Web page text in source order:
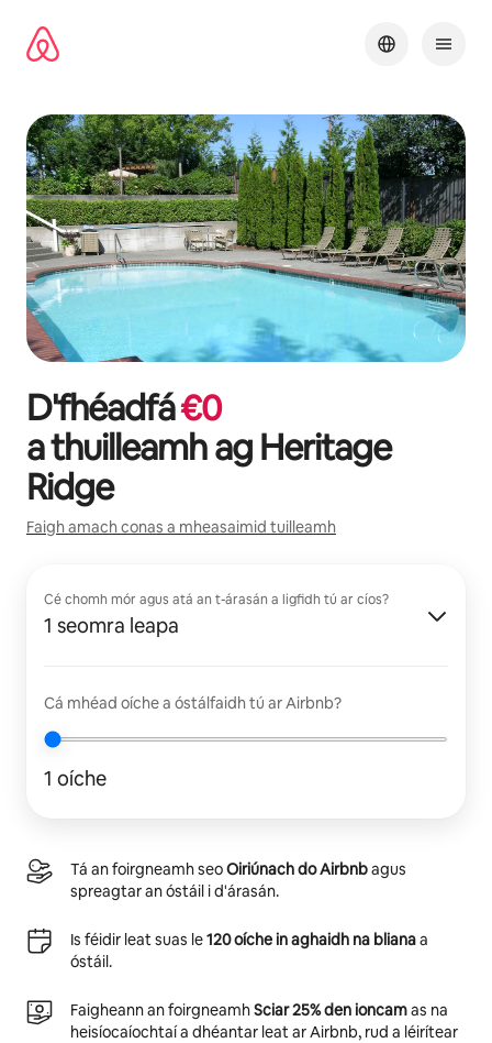
chuig
ábhar
D'fhéadfá€0
a thuilleamh agHeritage
Ridge
Faigh amach conas a mheasaimid tuilleamh
Cé chomh mór agus atá an t-árasán a ligfidh tú ar cíos?
1 seomra leapa
Cá mhéad oíche a óstálfaidh tú ar Airbnb?
1 oíche
Tá an foirgneamh seoOiriúnach do Airbnbagus
spreagtar an óstáil i d'árasán.
Is féidir leat suas le120 oíche in aghaidh na blianaa
óstáil.
Faigheann an foirgneamhSciar 25% den ioncamas na
heisíocaíochtaí a dhéantar leat ar Airbnb, rud a léirítear